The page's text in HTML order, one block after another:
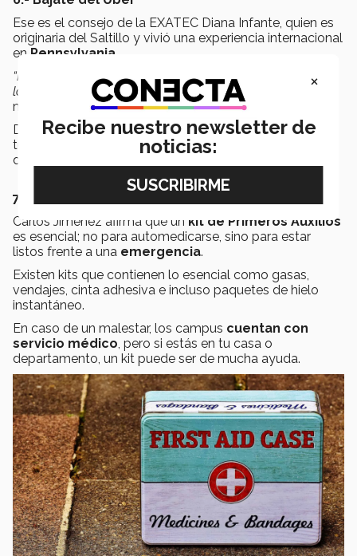
Ese es el consejo de la EXATEC Diana Infante, quien es
originaria del Saltillo y vivió una experiencia internacional
en Pennsylvania
“No tengas miedo a bajarte del Uber ycaminar
[…] busca
los sitios que conforman la cultura del lugar y disfrútalos
mencionó.
Diana afirma que, si puedes conocer los lugares
turísticos lo hagas, pero también puedes conocer más
de tu nueva ciudad en lugares no tan mediáticos.
7.- Un kit de mucha ayuda
Carlos Jiménez afirma que un kit de Primeros Auxilios
es esencial; no para automedicarse, sino para estar
listos frente a una emergencia.
Existen kits que contienen lo esencial como gasas,
vendajes, cinta adhesiva e incluso paquetes de hielo
instantáneo.
En caso de un malestar, los campus cuentan con
servicio médico, pero si estás en tu casa o
departamento, un kit puede ser de mucha ayuda.
×
Recibe nuestro newsletter de
noticias: